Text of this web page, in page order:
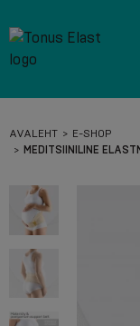
AVALEHT
E-SHOP
MEDITSIINILINE